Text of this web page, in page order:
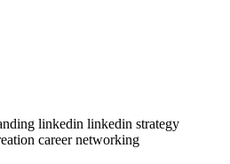
linkedin linkedin strategy
career networking